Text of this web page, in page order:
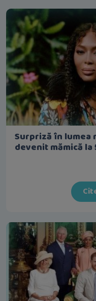
Surpriză în lumea
devenit mămică la